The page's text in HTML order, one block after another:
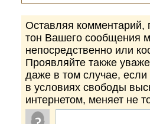
Оставляя комментарий,
тон Вашего сообщения
непосредственно или
Проявляйте также
даже в том случае,
в условиях свободы
интернетом, меняет не